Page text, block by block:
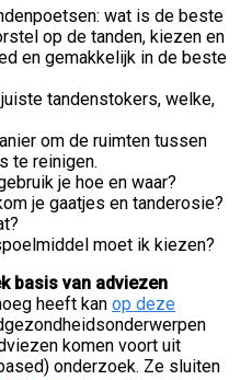
wat is de beste
op de tanden, kiezen en
en gemakkelijk in de beste
tandenstokers, welke,
om de ruimten tussen
te reinigen.
je hoe en waar?
je gaatjes en tanderosie?
moet ik kiezen?
basis van adviezen
heeft kan op deze
komen voort uit
onderzoek. Ze sluiten